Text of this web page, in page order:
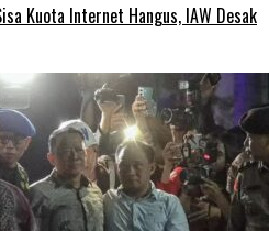
Kuota Internet Hangus, IAW Desak